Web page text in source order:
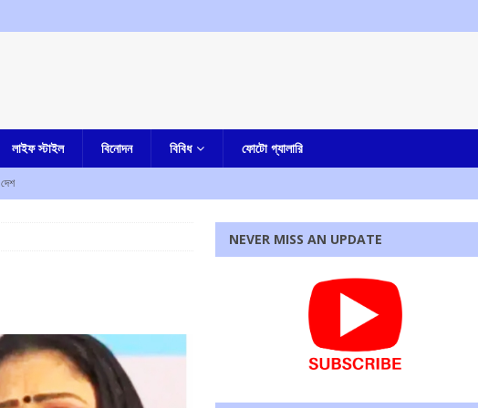
লাইফ স্টাইল বিনোদন বিবিধ ফোটো গ্যালারি
পুলিশ সুপার কী বললেন
নির্দেশ আদালতের
মোহন ভাগবত!
এক নজরে
উত্তেজনা ডোমজুর এলাকায়..
NEVER MISS AN UPDATE